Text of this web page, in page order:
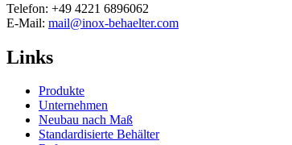
Telefon: +49 4221 6896062
E-Mail: mail@inox-behaelter.com
Links
Produkte
Unternehmen
Neubau nach Maß
Standardisierte Behälter